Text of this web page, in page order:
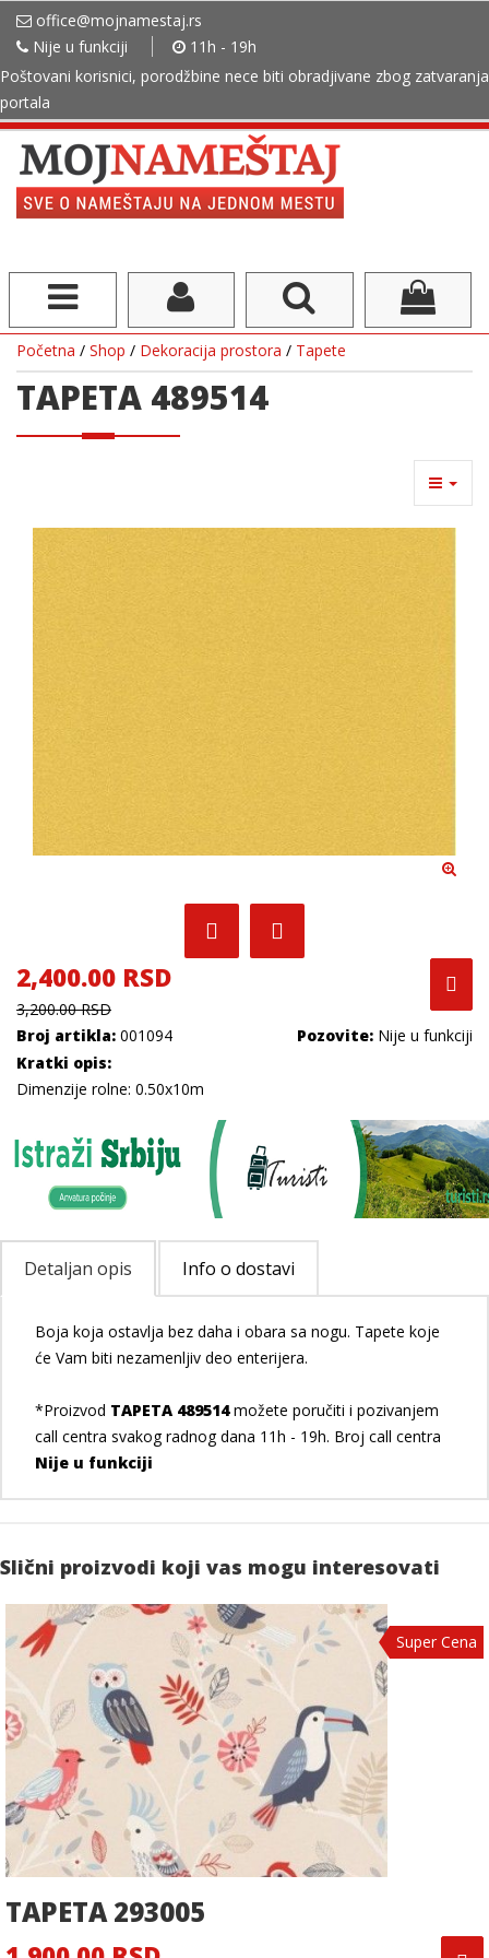
office@mojnamestaj.rs
Nije u funkciji
11h - 19h
Poštovani korisnici, porodžbine nece biti obradjivane zbog zatvaranja
portala
Početna / Shop / Dekoracija prostora / Tapete
TAPETA 489514
2,400.00 RSD
3,200.00 RSD
Broj artikla: 001094 Pozovite: Nije u funkciji
Kratki opis:
Dimenzije rolne: 0.50x10m
Detaljan opis Info o dostavi
Boja koja ostavlja bez daha i obara sa nogu. Tapete koje
će Vam biti nezamenljiv deo enterijera.
*Proizvod TAPETA 489514možete poručiti i pozivanjem
call centra svakog radnog dana 11h - 19h. Broj call centra
Nije u funkciji
Slični proizvodi koji vas mogu interesovati
Super Cena
TAPETA 293005